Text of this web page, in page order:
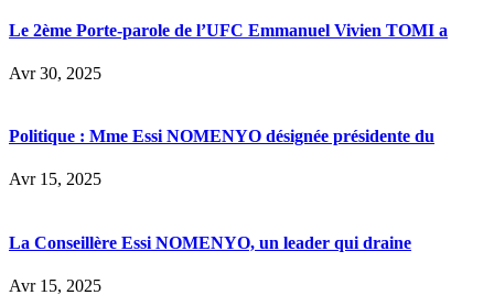
Le 2ème Porte-parole de l’UFC Emmanuel Vivien TOMI a
Avr 30, 2025
Politique : Mme Essi NOMENYO désignée présidente du
Avr 15, 2025
La Conseillère Essi NOMENYO, un leader qui draine
Avr 15, 2025